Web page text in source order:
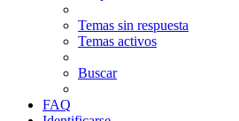
Temas sin respuesta
Temas activos
Buscar
FAQ